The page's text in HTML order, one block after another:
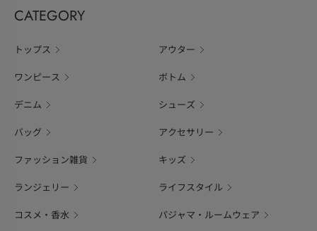
CATEGORY
トップス アウター
ワンピース ボトム
デニム シューズ
バッグ アクセサリー
ファッション雑貨 キッズ
ランジェリー ライフスタイル
コスメ・香水 パジャマ・ルームウェア